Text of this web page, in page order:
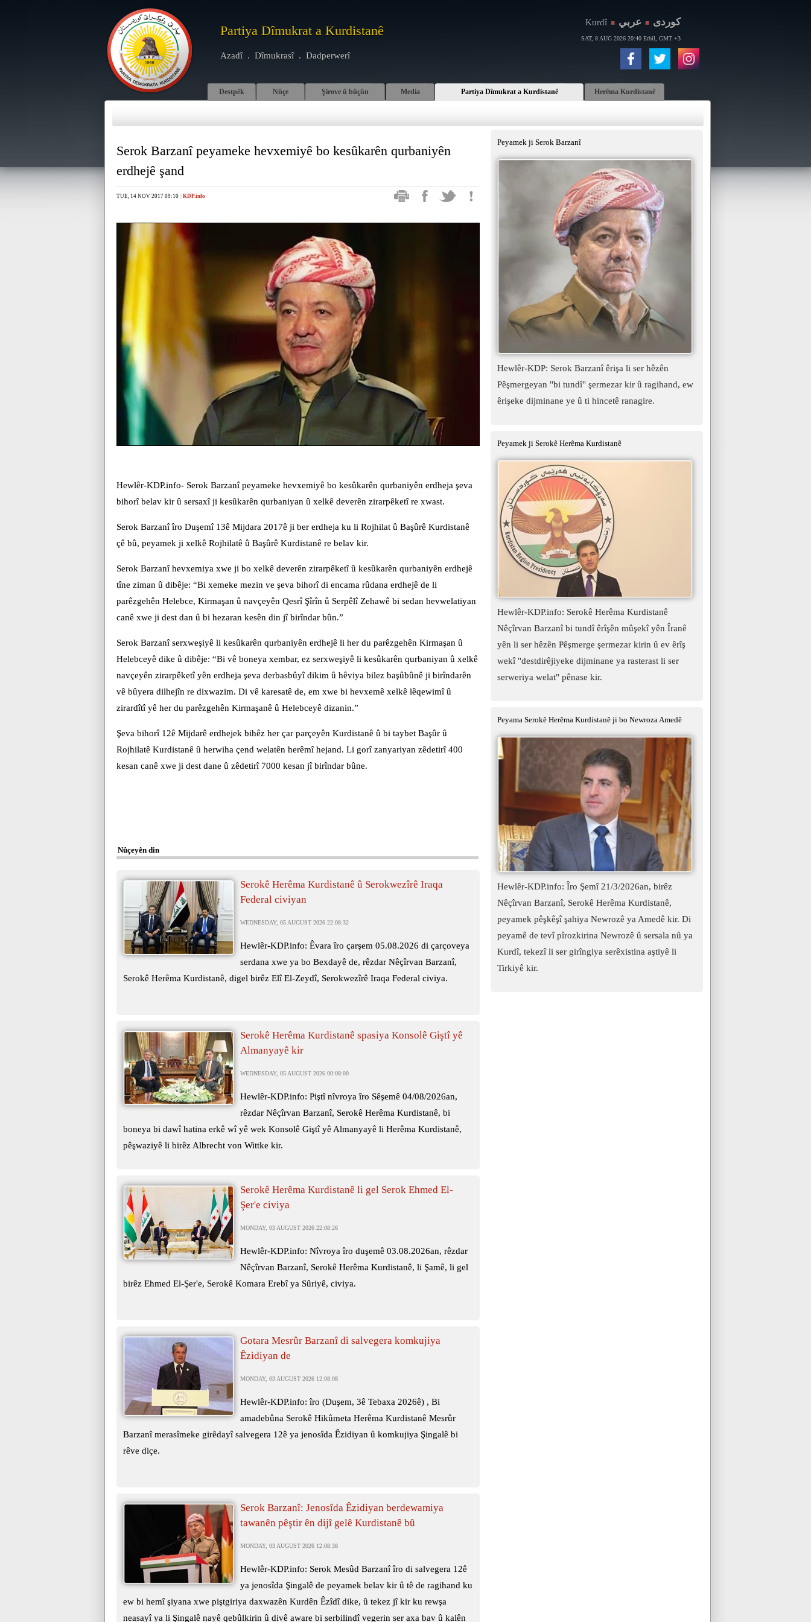
Kurdî ■ كوردی ■ عربي
SAT, 8 AUG 2026 20:40 Erbil, GMT +3
Destpêk Nûçe Şirove û bûçûn Media Partiya Dîmukrat a Kurdistanê Herêma Kurdistanê
Partiya Dîmukrat a Kurdistanê
Azadî . Dîmukrasî . Dadperwerî
Serok Barzanî peyameke hevxemiyê bo kesûkarên qurbaniyên
erdhejê şand
TUE, 14 NOV 2017 09:10 KDP.info
Hewlêr-KDP.info- Serok Barzanî peyameke hevxemiyê bo kesûkarên qurbaniyên erdheja şeva
bihorî belav kir û sersaxî ji kesûkarên qurbaniyan û xelkê deverên zirarpêketî re xwast.
Serok Barzanî îro Duşemî 13ê Mijdara 2017ê ji ber erdheja ku li Rojhilat û Başûrê Kurdistanê
çê bû, peyamek ji xelkê Rojhilatê û Başûrê Kurdistanê re belav kir.
Serok Barzanî hevxemiya xwe ji bo xelkê deverên zirarpêketî û kesûkarên qurbaniyên erdhejê
tîne ziman û dibêje: “Bi xemeke mezin ve şeva bihorî di encama rûdana erdhejê de li
parêzgehên Helebce, Kirmaşan û navçeyên Qesrî Şîrîn û Serpêlî Zehawê bi sedan hevwelatiyan
canê xwe ji dest dan û bi hezaran kesên din jî birîndar bûn.”
Serok Barzanî serxweşiyê li kesûkarên qurbaniyên erdhejê li her du parêzgehên Kirmaşan û
Helebceyê dike û dibêje: “Bi vê boneya xembar, ez serxweşiyê li kesûkarên qurbaniyan û xelkê
navçeyên zirarpêketî yên erdheja şeva derbasbûyî dikim û hêviya bilez başûbûnê ji birîndarên
vê bûyera dilhejîn re dixwazim. Di vê karesatê de, em xwe bi hevxemê xelkê lêqewimî û
zirardîtî yê her du parêzgehên Kirmaşanê û Helebceyê dizanin.”
Şeva bihorî 12ê Mijdarê erdhejek bihêz her çar parçeyên Kurdistanê û bi taybet Başûr û
Rojhilatê Kurdistanê û herwiha çend welatên herêmî hejand. Li gorî zanyariyan zêdetirî 400
kesan canê xwe ji dest dane û zêdetirî 7000 kesan jî birîndar bûne.
Nûçeyên din
Serokê Herêma Kurdistanê û Serokwezîrê Iraqa
Federal civiyan
WEDNESDAY, 05 AUGUST 2026 22:08:32
Hewlêr-KDP.info: Êvara îro çarşem 05.08.2026 di çarçoveya
serdana xwe ya bo Bexdayê de, rêzdar Nêçîrvan Barzanî,
Serokê Herêma Kurdistanê, digel birêz Elî El-Zeydî, Serokwezîrê Iraqa Federal civiya.
Serokê Herêma Kurdistanê spasiya Konsolê Giştî yê
Almanyayê kir
WEDNESDAY, 05 AUGUST 2026 00:08:00
Hewlêr-KDP.info: Piştî nîvroya îro Sêşemê 04/08/2026an,
rêzdar Nêçîrvan Barzanî, Serokê Herêma Kurdistanê, bi
boneya bi dawî hatina erkê wî yê wek Konsolê Giştî yê Almanyayê li Herêma Kurdistanê,
pêşwaziyê li birêz Albrecht von Wittke kir.
Serokê Herêma Kurdistanê li gel Serok Ehmed El-
Şer'e civiya
MONDAY, 03 AUGUST 2026 22:08:26
Hewlêr-KDP.info: Nîvroya îro duşemê 03.08.2026an, rêzdar
Nêçîrvan Barzanî, Serokê Herêma Kurdistanê, li Şamê, li gel
birêz Ehmed El-Şer'e, Serokê Komara Erebî ya Sûriyê, civiya.
Gotara Mesrûr Barzanî di salvegera komkujiya
Êzidiyan de
MONDAY, 03 AUGUST 2026 12:08:08
Hewlêr-KDP.info: îro (Duşem, 3ê Tebaxa 2026ê) , Bi
amadebûna Serokê Hikûmeta Herêma Kurdistanê Mesrûr
Barzanî merasîmeke girêdayî salvegera 12ê ya jenosîda Êzidiyan û komkujiya Şingalê bi
rêve diçe.
Serok Barzanî: Jenosîda Êzidiyan berdewamiya
tawanên pêştir ên dijî gelê Kurdistanê bû
MONDAY, 03 AUGUST 2026 12:08:38
Hewlêr-KDP.info: Serok Mesûd Barzanî îro di salvegera 12ê
ya jenosîda Şingalê de peyamek belav kir û tê de ragihand ku
ew bi hemî şiyana xwe piştgiriya daxwazên Kurdên Êzîdî dike, û tekez jî kir ku rewşa
neasayî ya li Şingalê nayê qebûlkirin û divê aware bi serbilindî vegerin ser axa bav û kalên
Peyamek ji Serok Barzanî
Hewlêr-KDP: Serok Barzanî êrişa li ser hêzên
Pêşmergeyan "bi tundî" şermezar kir û ragihand, ew
êrişeke dijminane ye û ti hincetê ranagire.
Peyamek ji Serokê Herêma Kurdistanê
Hewlêr-KDP.info: Serokê Herêma Kurdistanê
Nêçîrvan Barzanî bi tundî êrîşên mûşekî yên Îranê
yên li ser hêzên Pêşmerge şermezar kirin û ev êrîş
wekî "destdirêjiyeke dijminane ya rasterast li ser
serweriya welat" pênase kir.
Peyama Serokê Herêma Kurdistanê ji bo Newroza Amedê
Hewlêr-KDP.info: Îro Şemî 21/3/2026an, birêz
Nêçîrvan Barzanî, Serokê Herêma Kurdistanê,
peyamek pêşkêşî şahiya Newrozê ya Amedê kir. Di
peyamê de tevî pîrozkirina Newrozê û sersala nû ya
Kurdî, tekezî li ser girîngiya serêxistina aştiyê li
Tirkiyê kir.